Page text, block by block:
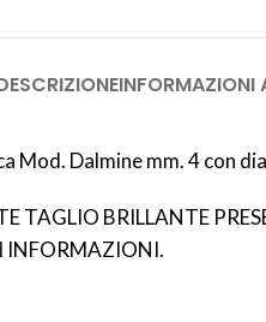
INFORMAZIONI
Mod. Dalmine mm. 4 con
BRILLANTE
INFORMAZIONI.